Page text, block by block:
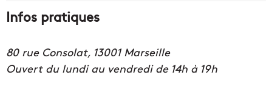
Infos pratiques
80 rue Consolat, 13001 Marseille
Ouvert du lundi au vendredi de 14h à 19h